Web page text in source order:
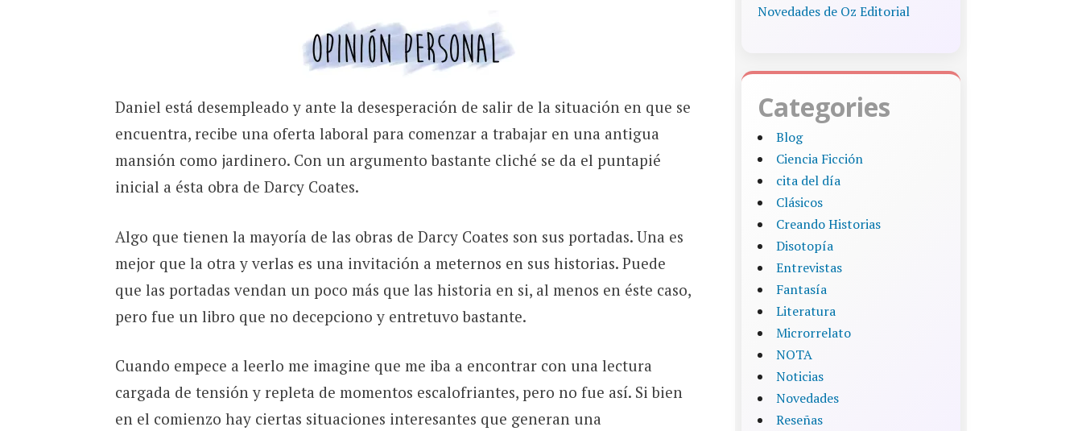
Daniel está desempleado y ante la desesperación de salir de la situación en que se
encuentra, recibe una oferta laboral para comenzar a trabajar en una antigua
mansión como jardinero. Con un argumento bastante cliché se da el puntapié
inicial a ésta obra de Darcy Coates.
Algo que tienen la mayoría de las obras de Darcy Coates son sus portadas. Una es
mejor que la otra y verlas es una invitación a meternos en sus historias. Puede
que las portadas vendan un poco más que las historia en si, al menos en éste caso,
pero fue un libro que no decepciono y entretuvo bastante.
Cuando empece a leerlo me imagine que me iba a encontrar con una lectura
cargada de tensión y repleta de momentos escalofriantes, pero no fue así. Si bien
en el comienzo hay ciertas situaciones interesantes que generan una
Novedades de Oz Editorial
Categories
Blog
Ciencia Ficción
cita del día
Clásicos
Creando Historias
Disotopía
Entrevistas
Fantasía
Literatura
Microrrelato
NOTA
Noticias
Novedades
Reseñas